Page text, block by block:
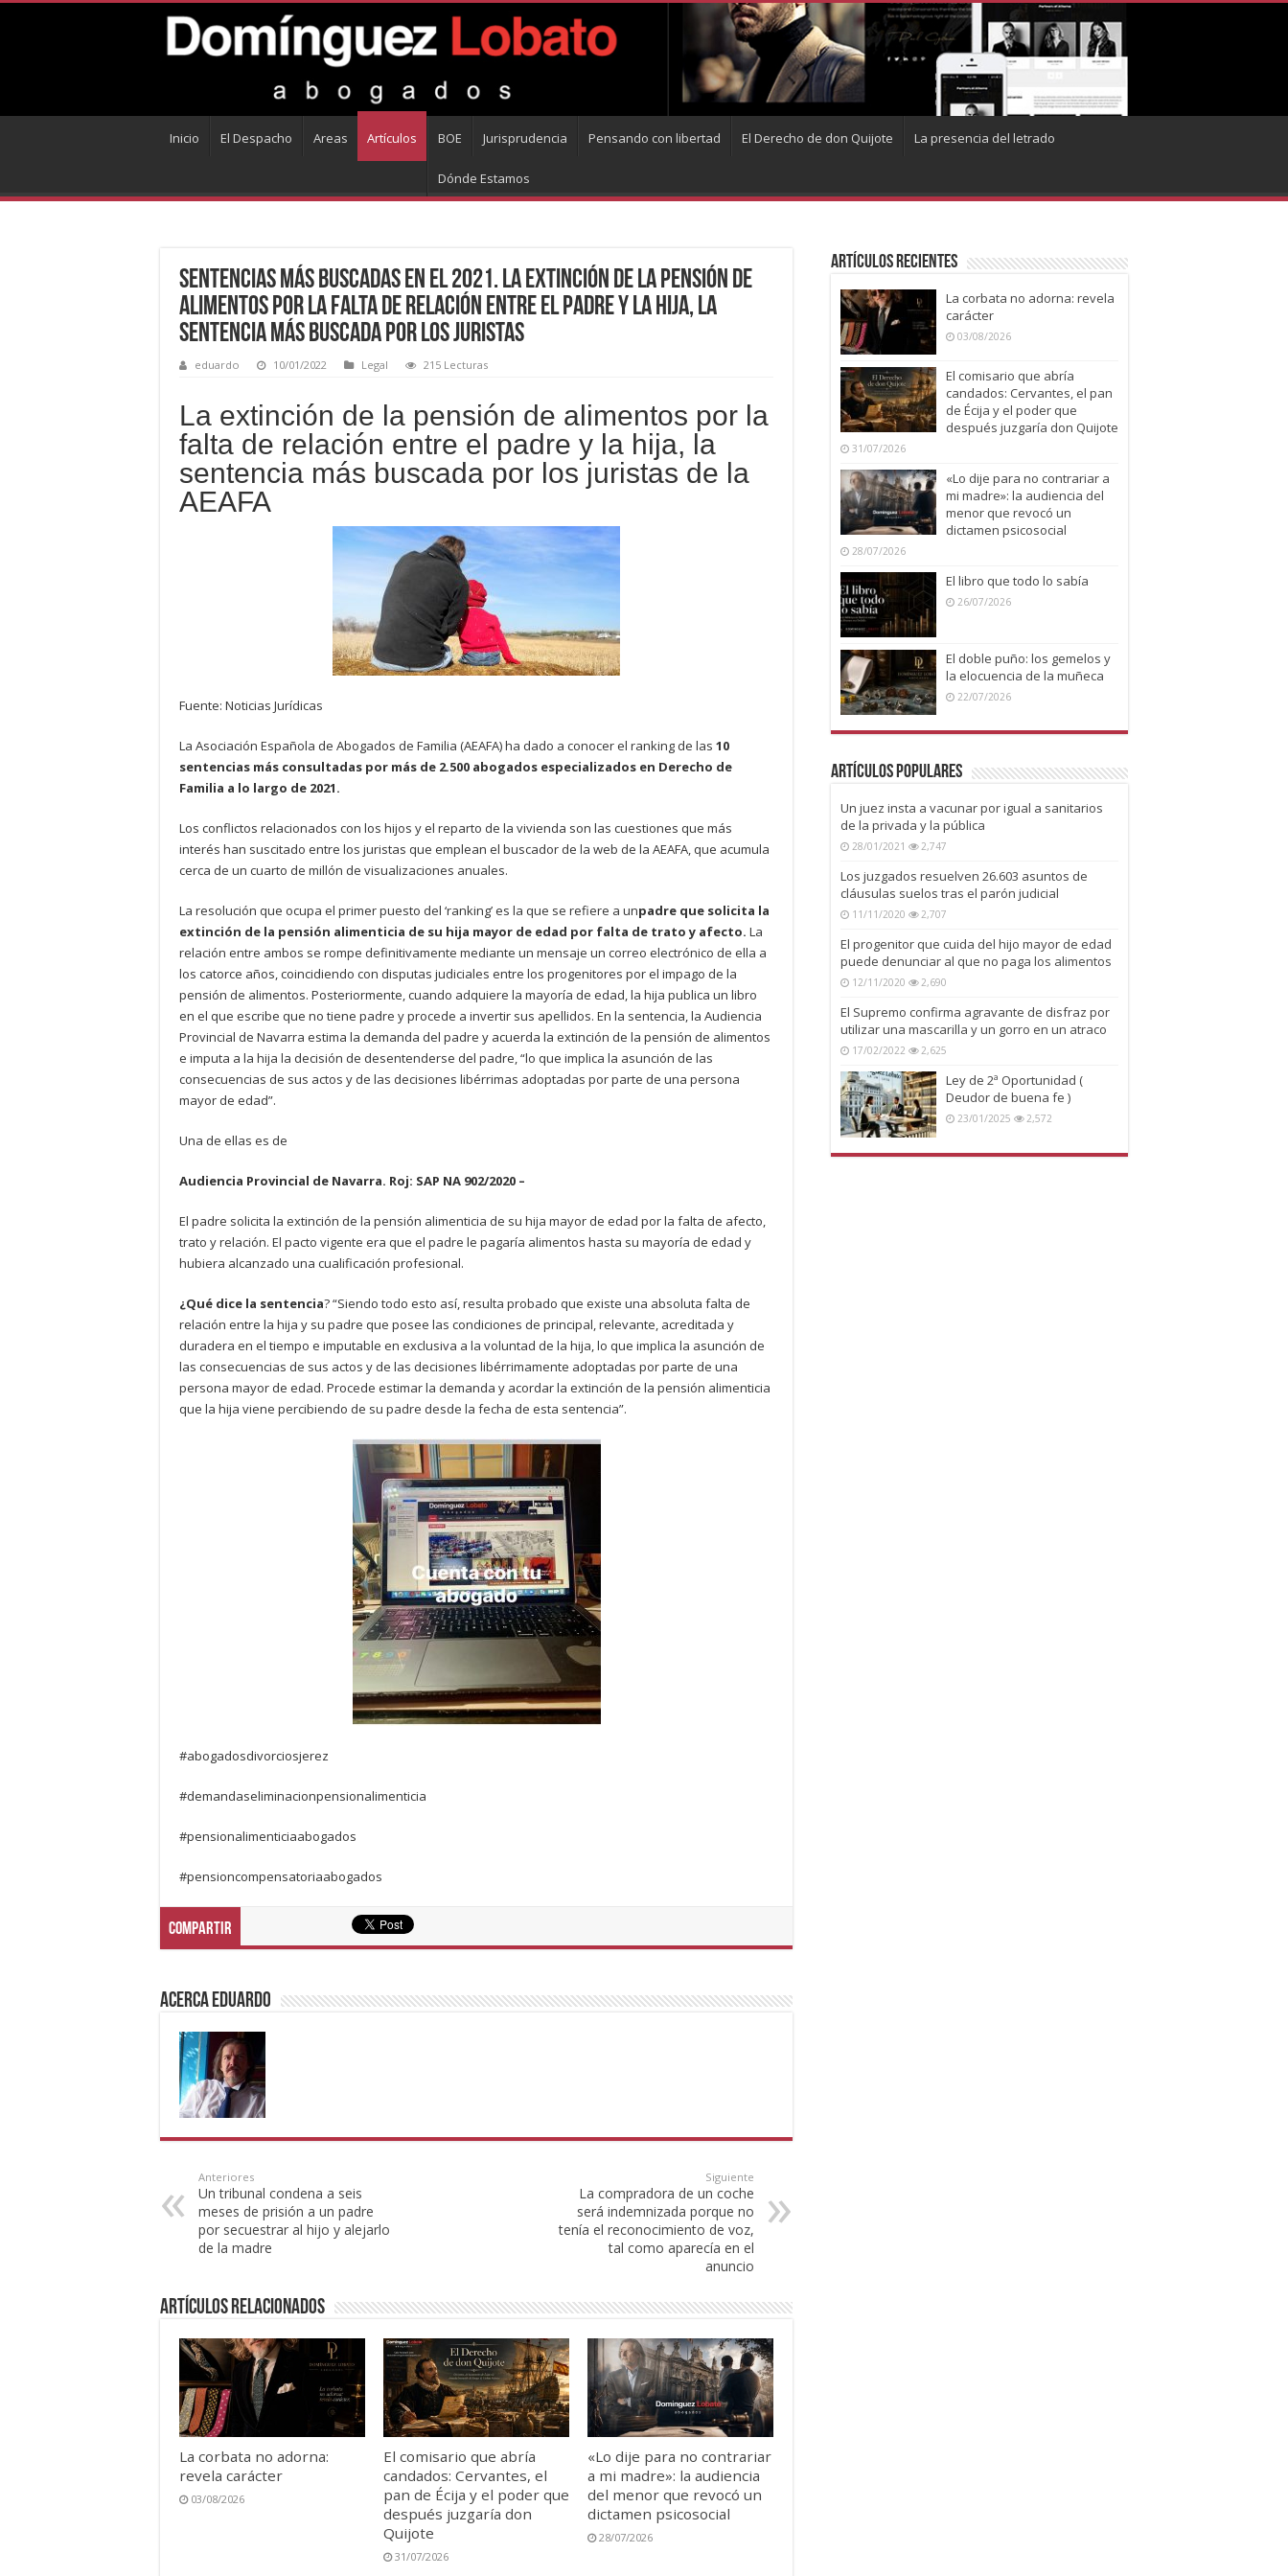
Inicio El Despacho Areas Artículos BOE Jurisprudencia Pensando con libertad El Derecho de don Quijote La presencia del letrado
Dónde Estamos
Sentencias más buscadas en el 2021. La extinción de la pensión de
alimentos por la falta de relación entre el padre y la hija, la
sentencia más buscada por los juristas
eduardo 10/01/2022 Legal 215 Lecturas
La extinción de la pensión de alimentos por la
falta de relación entre el padre y la hija, la
sentencia más buscada por los juristas de la
AEAFA
Fuente: Noticias Jurídicas
La Asociación Española de Abogados de Familia (AEAFA) ha dado a conocer el ranking de las 10
sentencias más consultadas por más de 2.500 abogados especializados en Derecho de
Familia a lo largo de 2021.
Los conflictos relacionados con los hijos y el reparto de la vivienda son las cuestiones que más
interés han suscitado entre los juristas que emplean el buscador de la web de la AEAFA, que acumula
cerca de un cuarto de millón de visualizaciones anuales.
La resolución que ocupa el primer puesto del ‘ranking’ es la que se refiere a unpadre que solicita la
extinción de la pensión alimenticia de su hija mayor de edad por falta de trato y afecto. La
relación entre ambos se rompe definitivamente mediante un mensaje un correo electrónico de ella a
los catorce años, coincidiendo con disputas judiciales entre los progenitores por el impago de la
pensión de alimentos. Posteriormente, cuando adquiere la mayoría de edad, la hija publica un libro
en el que escribe que no tiene padre y procede a invertir sus apellidos. En la sentencia, la Audiencia
Provincial de Navarra estima la demanda del padre y acuerda la extinción de la pensión de alimentos
e imputa a la hija la decisión de desentenderse del padre, “lo que implica la asunción de las
consecuencias de sus actos y de las decisiones libérrimas adoptadas por parte de una persona
mayor de edad”.
Una de ellas es de
Audiencia Provincial de Navarra. Roj: SAP NA 902/2020 –
El padre solicita la extinción de la pensión alimenticia de su hija mayor de edad por la falta de afecto,
trato y relación. El pacto vigente era que el padre le pagaría alimentos hasta su mayoría de edad y
hubiera alcanzado una cualificación profesional.
¿Qué dice la sentencia? “Siendo todo esto así, resulta probado que existe una absoluta falta de
relación entre la hija y su padre que posee las condiciones de principal, relevante, acreditada y
duradera en el tiempo e imputable en exclusiva a la voluntad de la hija, lo que implica la asunción de
las consecuencias de sus actos y de las decisiones libérrimamente adoptadas por parte de una
persona mayor de edad. Procede estimar la demanda y acordar la extinción de la pensión alimenticia
que la hija viene percibiendo de su padre desde la fecha de esta sentencia”.
#abogadosdivorciosjerez
#demandaseliminacionpensionalimenticia
#pensionalimenticiaabogados
#pensioncompensatoriaabogados
Compartir
Acerca eduardo
Anteriores
Un tribunal condena a seis
meses de prisión a un padre
por secuestrar al hijo y alejarlo
de la madre
Siguiente
La compradora de un coche
será indemnizada porque no
tenía el reconocimiento de voz,
tal como aparecía en el
anuncio
Artículos Relacionados
La corbata no adorna:
revela carácter
03/08/2026
El comisario que abría
candados: Cervantes, el
pan de Écija y el poder que
después juzgaría don
Quijote
31/07/2026
«Lo dije para no contrariar
a mi madre»: la audiencia
del menor que revocó un
dictamen psicosocial
28/07/2026
Artículos recientes
La corbata no adorna: revela
carácter
03/08/2026
El comisario que abría
candados: Cervantes, el pan
de Écija y el poder que
después juzgaría don Quijote
31/07/2026
«Lo dije para no contrariar a
mi madre»: la audiencia del
menor que revocó un
dictamen psicosocial
28/07/2026
El libro que todo lo sabía
26/07/2026
El doble puño: los gemelos y
la elocuencia de la muñeca
22/07/2026
Artículos Populares
Un juez insta a vacunar por igual a sanitarios
de la privada y la pública
28/01/2021 2,747
Los juzgados resuelven 26.603 asuntos de
cláusulas suelos tras el parón judicial
11/11/2020 2,707
El progenitor que cuida del hijo mayor de edad
puede denunciar al que no paga los alimentos
12/11/2020 2,690
El Supremo confirma agravante de disfraz por
utilizar una mascarilla y un gorro en un atraco
17/02/2022 2,625
Ley de 2ª Oportunidad (
Deudor de buena fe )
23/01/2025 2,572